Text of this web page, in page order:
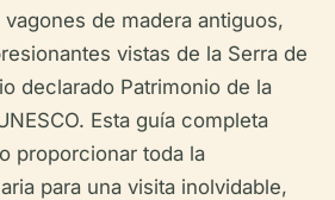
de madera antiguos,
vistas de la Serra de
declarado Patrimonio de la
Esta guía completa
proporcionar toda la
para una visita inolvidable,